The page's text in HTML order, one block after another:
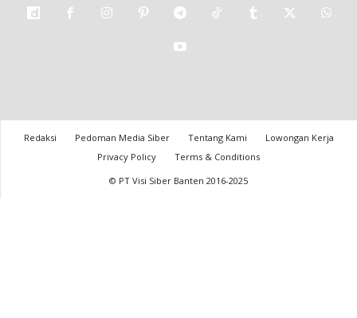
Redaksi Pedoman Media Siber Tentang Kami
Lowongan Kerja
Privacy Policy
Terms & Conditions
© PT Visi Siber Banten 2016-2025